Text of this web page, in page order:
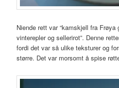
Niende rett var “kamskjell fra
vinterepler og sellerirot”. Denne
fordi det var så ulike teksturer og
større. Det var morsomt å spise